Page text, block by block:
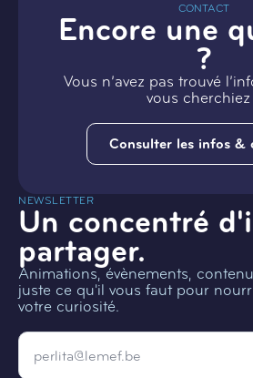
CONTACT
Encore une
?
Vous n’avez pas trouvé
vous cherchiez
Consulter les infos &
NEWSLETTER
Un concentré
partager.
Animations, évènements,
juste ce qu'il vous faut pour
votre curiosité.
Email